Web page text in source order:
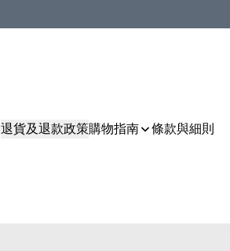
退貨及退款政策購物指南 條款與細則